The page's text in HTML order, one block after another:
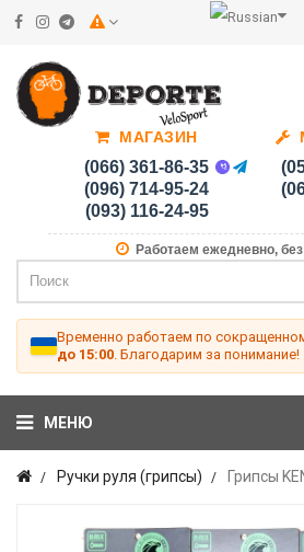
МАГАЗИН
(066) 361-86-35
(096) 714-95-24
(093) 116-24-95
Работаем ежедневно,
Временно работаем по
до 15:00 . Благодарим за понимание!
МЕНЮ
Ручки руля (грипсы) Грипсы